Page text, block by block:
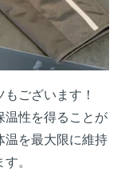
ございます！
温性を得ることが
温を最大限に維持
。